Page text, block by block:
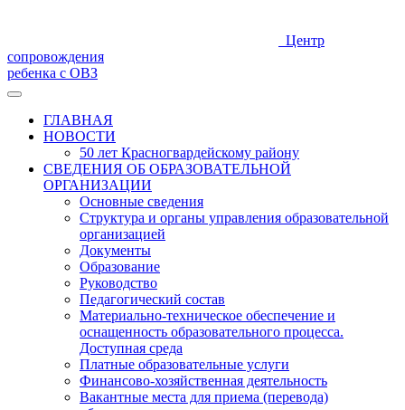
Центр
сопровождения
ребенка с ОВЗ
ГЛАВНАЯ
НОВОСТИ
50 лет Красногвардейскому району
СВЕДЕНИЯ ОБ ОБРАЗОВАТЕЛЬНОЙ
ОРГАНИЗАЦИИ
Основные сведения
Структура и органы управления образовательной
организацией
Документы
Образование
Руководство
Педагогический состав
Материально-техническое обеспечение и
оснащенность образовательного процесса.
Доступная среда
Платные образовательные услуги
Финансово-хозяйственная деятельность
Вакантные места для приема (перевода)